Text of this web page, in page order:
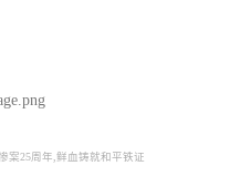
案25周年,鲜血铸就和平铁证